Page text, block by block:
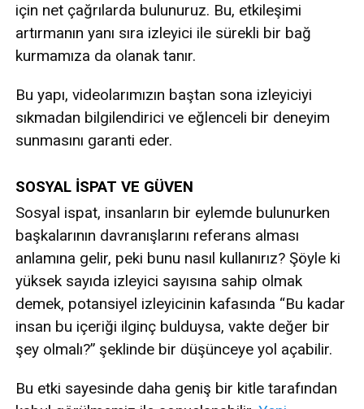
için net çağrılarda bulunuruz. Bu, etkileşimi
artırmanın yanı sıra izleyici ile sürekli bir bağ
kurmamıza da olanak tanır.
Bu yapı, videolarımızın baştan sona izleyiciyi
sıkmadan bilgilendirici ve eğlenceli bir deneyim
sunmasını garanti eder.
SOSYAL İSPAT VE GÜVEN
Sosyal ispat, insanların bir eylemde bulunurken
başkalarının davranışlarını referans alması
anlamına gelir, peki bunu nasıl kullanırız? Şöyle ki
yüksek sayıda izleyici sayısına sahip olmak
demek, potansiyel izleyicinin kafasında “Bu kadar
insan bu içeriği ilginç bulduysa, vakte değer bir
şey olmalı?” şeklinde bir düşünceye yol açabilir.
Bu etki sayesinde daha geniş bir kitle tarafından